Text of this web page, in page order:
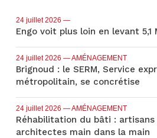
24 juillet 2026 —
Engo voit plus loin en levant 5,1
24 juillet 2026 — AMÉNAGEMENT
Brignoud : le SERM, Service
métropolitain, se concrétise
24 juillet 2026 — AMÉNAGEMENT
Réhabilitation du bâti :
architectes main dans la main